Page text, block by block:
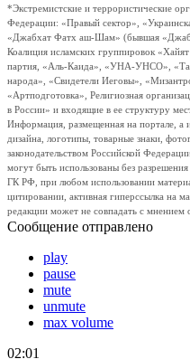
*Экстремистские и террористические
Федерации: «Правый сектор»,
«Джабхат Фатх аш-Шам» (бывшая
Коалиция исламских группировок
партия, «Аль-Каида», «УНА-УНСО»,
народа», «Свидетели Иеговы»,
«Артподготовка», Религиозная
в России» и входящие в ее структуру
Информация, размещенная на портале, а
дизайна, логотипы, товарные знаки,
законодательством Российской
могут быть использованы без
ГК РФ, при любом использовании
цитировании, активная гиперссылка на
редакции может не совпадать с мнением
Сообщение отправлено
play
pause
mute
unmute
max volume
02:01